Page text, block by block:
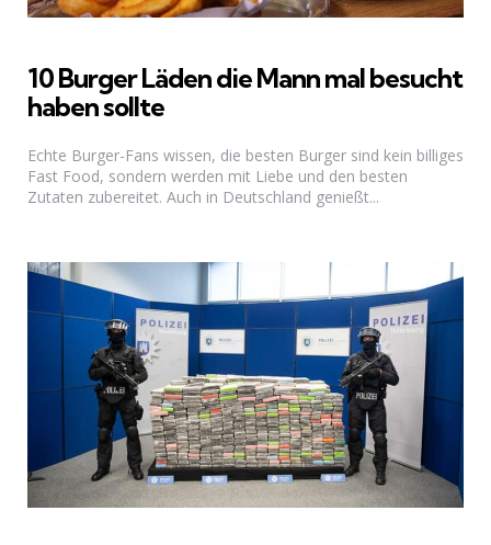
10 Burger Läden die Mann mal besucht
haben sollte
Echte Burger-Fans wissen, die besten Burger sind kein billiges
Fast Food, sondern werden mit Liebe und den besten
Zutaten zubereitet. Auch in Deutschland genießt...